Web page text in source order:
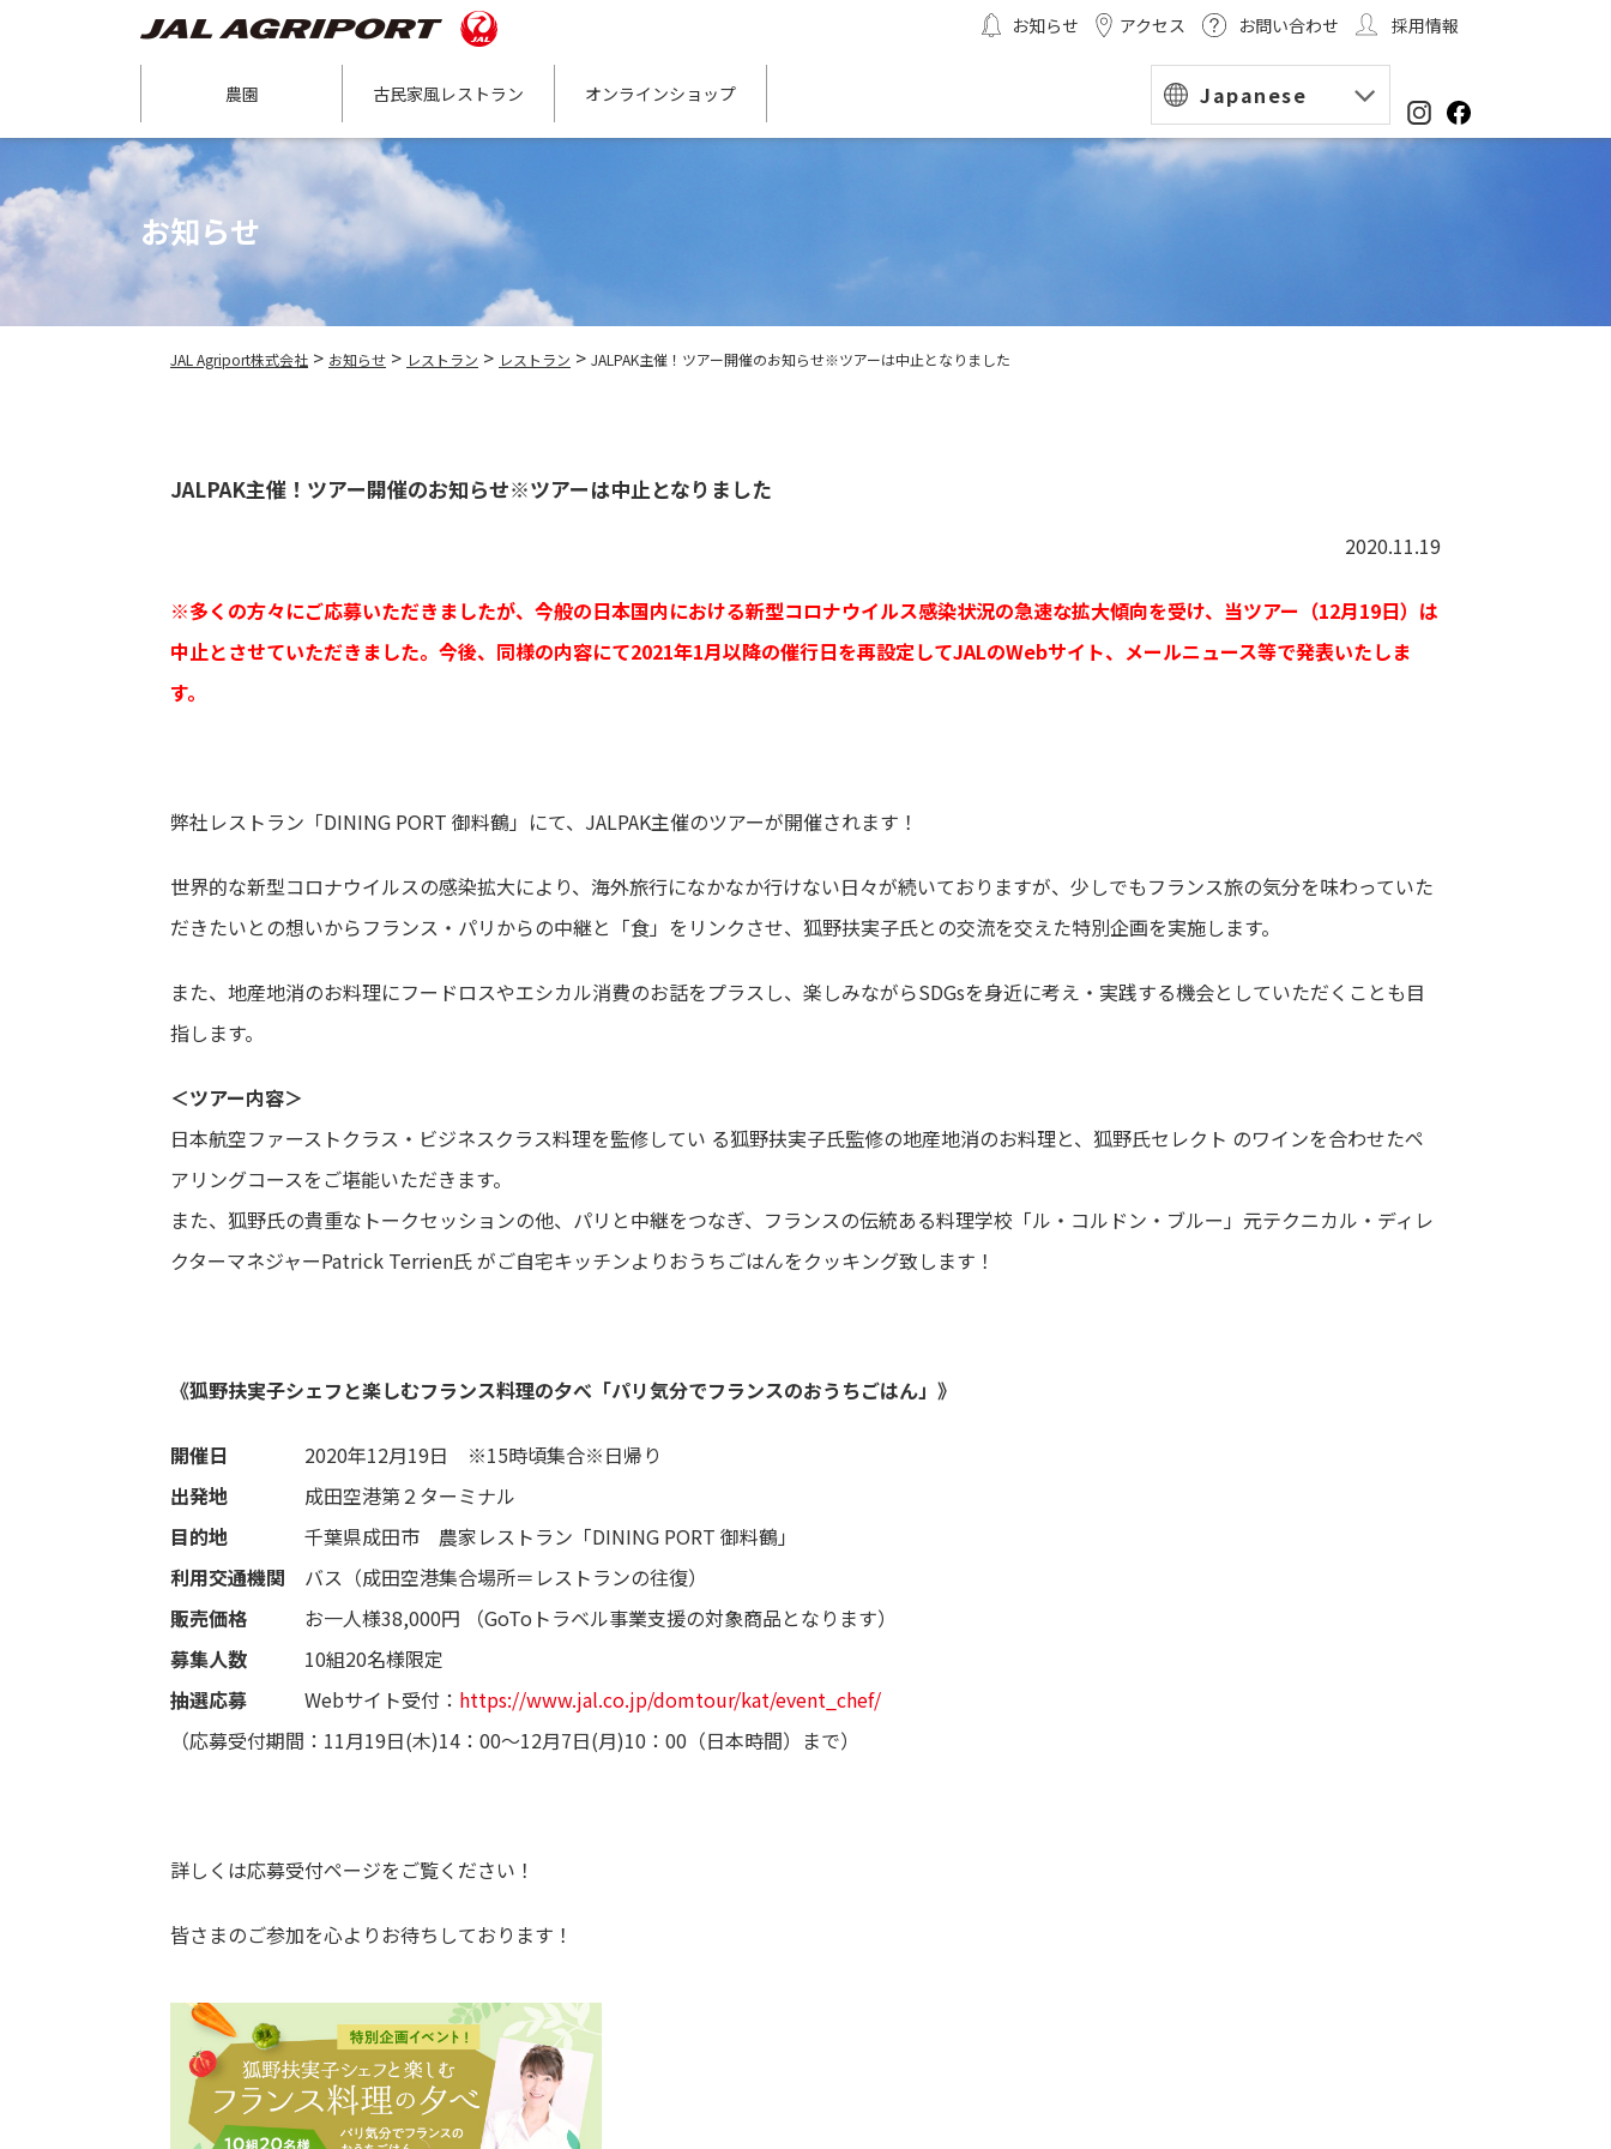
お知らせ アクセス お問い合わせ 採用情報
農園 古民家風レストラン オンラインショップ Japanese
お知らせ
JAL Agriport株式会社 > お知らせ > レストラン > レストラン > JALPAK主催！ツアー開催のお知らせ※ツアーは中止となりました
JALPAK主催！ツアー開催のお知らせ※ツアーは中止となりました
2020.11.19
※多くの方々にご応募いただきましたが、今般の日本国内における新型コロナウイルス感染状況の急速な拡大傾向を受け、当ツアー（12月19日）は
中止とさせていただきました。今後、同様の内容にて2021年1月以降の催行日を再設定してJALのWebサイト、メールニュース等で発表いたしま
す。
弊社レストラン「DINING PORT 御料鶴」にて、JALPAK主催のツアーが開催されます！
世界的な新型コロナウイルスの感染拡大により、海外旅行になかなか行けない日々が続いておりますが、少しでもフランス旅の気分を味わっていた
だきたいとの想いからフランス・パリからの中継と「食」をリンクさせ、狐野扶実子氏との交流を交えた特別企画を実施します。
また、地産地消のお料理にフードロスやエシカル消費のお話をプラスし、楽しみながらSDGsを身近に考え・実践する機会としていただくことも目
指します。
＜ツアー内容＞
日本航空ファーストクラス・ビジネスクラス料理を監修してい る狐野扶実子氏監修の地産地消のお料理と、狐野氏セレクト のワインを合わせたペ
アリングコースをご堪能いただきます。
また、狐野氏の貴重なトークセッションの他、パリと中継をつなぎ、フランスの伝統ある料理学校「ル・コルドン・ブルー」元テクニカル・ディレ
クターマネジャーPatrick Terrien氏 がご自宅キッチンよりおうちごはんをクッキング致します！
《狐野扶実子シェフと楽しむフランス料理の夕べ「パリ気分でフランスのおうちごはん」》
開催日 2020年12月19日 ※15時頃集合※日帰り
出発地 成田空港第２ターミナル
目的地 千葉県成田市 農家レストラン「DINING PORT 御料鶴」
利用交通機関 バス（成田空港集合場所＝レストランの往復）
販売価格 お一人様38,000円 （GoToトラベル事業支援の対象商品となります）
募集人数 10組20名様限定
抽選応募 Webサイト受付： https://www.jal.co.jp/domtour/kat/event_chef/
（応募受付期間：11月19日(木)14：00～12月7日(月)10：00（日本時間）まで）
詳しくは応募受付ページをご覧ください！
皆さまのご参加を心よりお待ちしております！